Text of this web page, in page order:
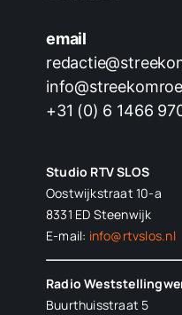
email
+31 (0) 6 1466
Studio RTV SLOS
Oostwijkstraat 10-a
8331 ED Steenwijk
E-mail: info@rtvslos.nl
Radio
Buurthuisstraat 5